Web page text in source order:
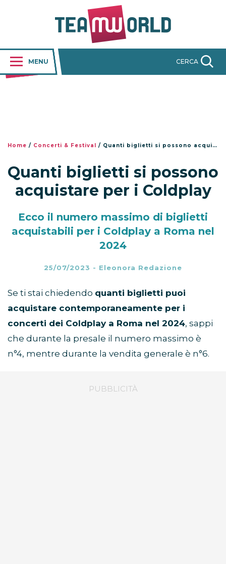
MENU CERCA
Home / Concerti & Festival / Quanti biglietti si possono acquistare per i Coldplay
Quanti biglietti si possono
acquistare per i Coldplay
Ecco il numero massimo di biglietti
acquistabili per i Coldplay a Roma nel
2024
25/07/2023 - Eleonora Redazione
Se ti stai chiedendo quanti biglietti puoi
acquistare contemporaneamente per i
concerti dei Coldplay a Roma nel 2024, sappi
che durante la presale il numero massimo è
n°4, mentre durante la vendita generale è n°6.